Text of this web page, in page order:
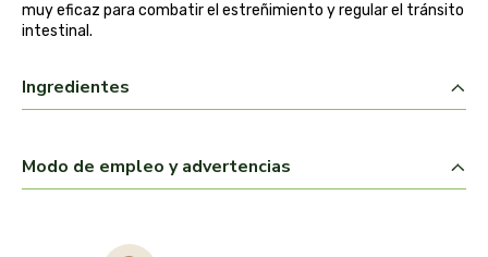
muy eficaz para combatir el estreñimiento y regular el tránsito
intestinal.
Ingredientes
Modo de empleo y advertencias
bifemme
biobel
biocop
biofloral